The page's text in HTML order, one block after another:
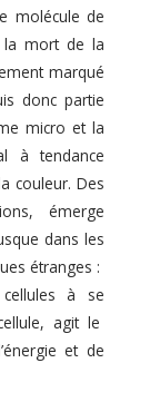
molécule de
la mort de la
marqué
donc partie
micro et la
àtendance
couleur. Des
émerge
dans les
étranges :
à se
agit le
et de